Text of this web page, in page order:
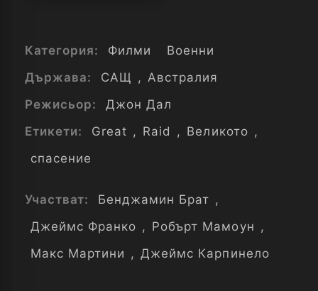
Категория: Филми
Военни
Държава:
САЩ , Австралия
Режисьор:
Джон Дал
Етикети:
Great , Raid , Великото ,
спасение
Участват: Бенджамин Брат ,
Джеймс Франко , Робърт Мамоун ,
Макс Мартини , Джеймс Карпинело